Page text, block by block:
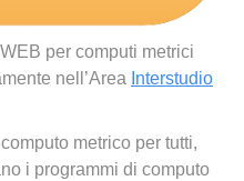
per computi metrici
nell’Area Interstudio
metrico per tutti,
i programmi di computo